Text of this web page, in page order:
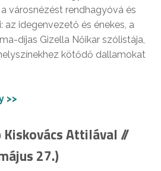
városnézést rendhagyóvá és
az idegenvezető és énekes, a
díjas Gizella Nőikar szólistája,
kötődő dallamokat
>>
Attilával //
27.)